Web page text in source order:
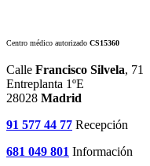
Centro médico autorizado CS15360
Calle Francisco Silvela, 71
Entreplanta 1ºE
28028 Madrid
91 577 44 77 Recepción
681 049 801 Información